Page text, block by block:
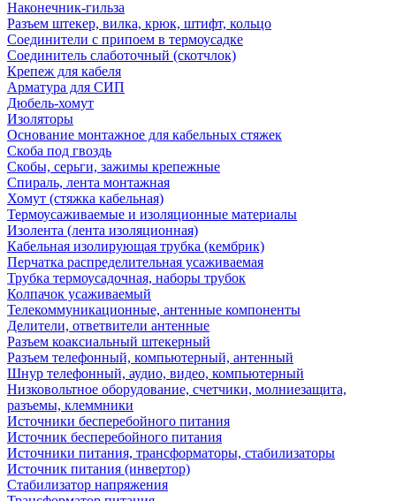
Наконечник-гильза
Разъем штекер, вилка, крюк, штифт, кольцо
Соединители с припоем в термоусадке
Соединитель слаботочный (скотчлок)
Крепеж для кабеля
Арматура для СИП
Дюбель-хомут
Изоляторы
Основание монтажное для кабельных стяжек
Скоба под гвоздь
Скобы, серьги, зажимы крепежные
Спираль, лента монтажная
Хомут (стяжка кабельная)
Термоусаживаемые и изоляционные материалы
Изолента (лента изоляционная)
Кабельная изолирующая трубка (кембрик)
Перчатка распределительная усаживаемая
Трубка термоусадочная, наборы трубок
Колпачок усаживаемый
Телекоммуникационные, антенные компоненты
Делители, ответвители антенные
Разъем коаксиальный штекерный
Разъем телефонный, компьютерный, антенный
Шнур телефонный, аудио, видео, компьютерный
Низковольтное оборудование, счетчики, молниезащита,
разъемы, клеммники
Источники бесперебойного питания
Источник бесперебойного питания
Источники питания, трансформаторы, стабилизаторы
Источник питания (инвертор)
Стабилизатор напряжения